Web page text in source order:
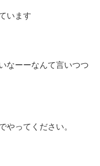
います
なーーなんて言いつつ
やってください。